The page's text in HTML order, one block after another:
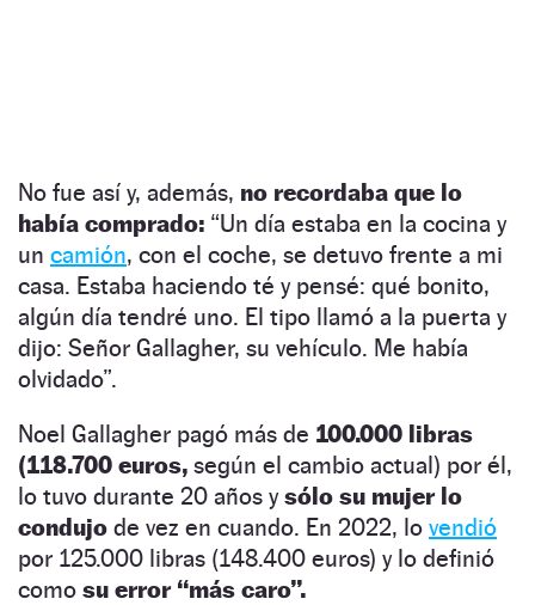
No fue así y, además, no recordaba que lo
había comprado: “Un día estaba en la cocina y
un camión, con el coche, se detuvo frente a mi
casa. Estaba haciendo té y pensé: qué bonito,
algún día tendré uno. El tipo llamó a la puerta y
dijo: Señor Gallagher, su vehículo. Me había
olvidado”.
Noel Gallagher pagó más de 100.000 libras
(118.700 euros, según el cambio actual) por él,
lo tuvo durante 20 años ysólo su mujer lo
condujo de vez en cuando. En 2022, lo vendió
por 125.000 libras (148.400 euros) y lo definió
como su error “más caro”.